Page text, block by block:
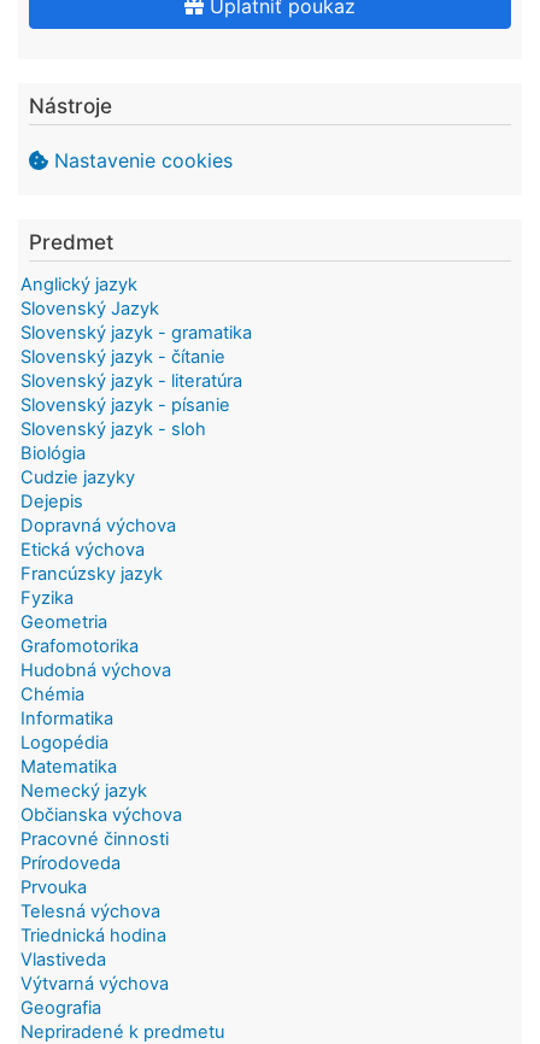
Uplatniť poukaz
Nástroje
Nastavenie cookies
Predmet
Anglický jazyk
Slovenský Jazyk
Slovenský jazyk - gramatika
Slovenský jazyk - čítanie
Slovenský jazyk - literatúra
Slovenský jazyk - písanie
Slovenský jazyk - sloh
Biológia
Cudzie jazyky
Dejepis
Dopravná výchova
Etická výchova
Francúzsky jazyk
Fyzika
Geometria
Grafomotorika
Hudobná výchova
Chémia
Informatika
Logopédia
Matematika
Nemecký jazyk
Občianska výchova
Pracovné činnosti
Prírodoveda
Prvouka
Telesná výchova
Triednická hodina
Vlastiveda
Výtvarná výchova
Geografia
Nepriradené k predmetu